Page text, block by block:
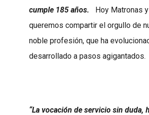
cumple 185 años.
Hoy Matronas
queremos compartir el orgullo de
noble profesión, que ha
desarrollado a pasos agigantados.
“La vocación de servicio sin duda,